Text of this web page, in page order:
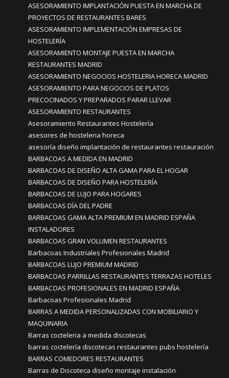
ASESORAMIENTO IMPLANTACIÓN PUESTA EN MARCHA DE
PROYECTOS DE RESTAURANTES BARES
ASESORAMIENTO IMPLEMENTACIÓN EMPRESAS DE
HOSTELERÍA
ASESORAMIENTO MONTAJE PUESTA EN MARCHA
RESTAURANTES MADRID
ASESORAMIENTO NEGOCIOS HOSTELERIA HORECA MADRID
ASESORAMIENTO PARA NEGOCIOS DE PLATOS
PRECOCINADOS Y PREPARADOS PARAR LLEVAR
ASESORAMIENTO RESTAURANTES
Asesoramiento Restaurantes Hostelería
asesores de hosteleria horeca
asesoría diseño implantación de restaurantes restauración
BARBACOAS A MEDIDA EN MADRID
BARBACOAS DE DISEÑO ALTA GAMA PARA EL HOGAR
BARBACOAS DE DISEÑO PARA HOSTELERÍA
BARBACOAS DE LUJO PARA HOGARES
BARBACOAS DÍA DEL PADRE
BARBACOAS GAMA ALTA PREMIUM EN MADRID ESPAÑA
INSTALADORES
BARBACOAS GRAN VOLUMEN RESTAURANTES
Barbacoas Industriales Profesionales Madrid
BARBACOAS LUJO PREMIUM MADRID
BARBACOAS PARRILLAS RESTAURANTES TERRAZAS HOTELES
BARBACOAS PROFESIONALES EN MADRID ESPAÑA
Barbacoas Profesionales Madrid
BARRAS A MEDIDA PERSONALIZADAS CON MOBILIARIO Y
MAQUINARIA
Barras cocteleria a medida discotecas
barras coctelería discotecas restaurantes pubs hostelería
BARRAS COMEDORES RESTAURANTES
Barras de Discoteca diseño montaje instalación